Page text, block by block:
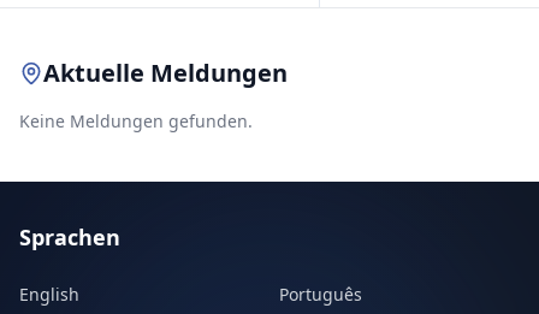
Aktuelle Meldungen
Keine Meldungen gefunden.
Sprachen
English
Português